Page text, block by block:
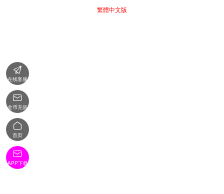
繁體中文版

在线客服

金币充值

首页

APP下载